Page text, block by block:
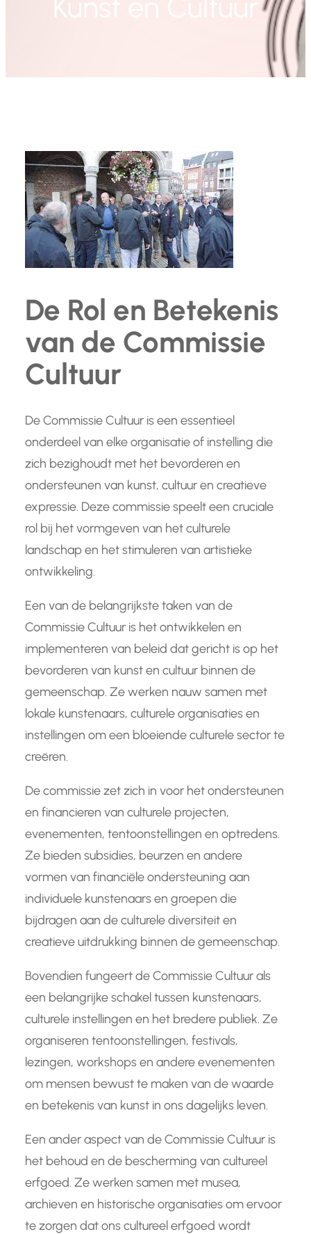
De Rol en Betekenis
van de Commissie
Cultuur
De Commissie Cultuur is een essentieel
onderdeel van elke organisatie of instelling die
zich bezighoudt met het bevorderen en
ondersteunen van kunst, cultuur en creatieve
expressie. Deze commissie speelt een cruciale
rol bij het vormgeven van het culturele
landschap en het stimuleren van artistieke
ontwikkeling.
Een van de belangrijkste taken van de
Commissie Cultuur is het ontwikkelen en
implementeren van beleid dat gericht is op het
bevorderen van kunst en cultuur binnen de
gemeenschap. Ze werken nauw samen met
lokale kunstenaars, culturele organisaties en
instellingen om een bloeiende culturele sector te
creëren.
De commissie zet zich in voor het ondersteunen
en financieren van culturele projecten,
evenementen, tentoonstellingen en optredens.
Ze bieden subsidies, beurzen en andere
vormen van financiële ondersteuning aan
individuele kunstenaars en groepen die
bijdragen aan de culturele diversiteit en
creatieve uitdrukking binnen de gemeenschap.
Bovendien fungeert de Commissie Cultuur als
een belangrijke schakel tussen kunstenaars,
culturele instellingen en het bredere publiek. Ze
organiseren tentoonstellingen, festivals,
lezingen, workshops en andere evenementen
om mensen bewust te maken van de waarde
en betekenis van kunst in ons dagelijks leven.
Een ander aspect van de Commissie Cultuur is
het behoud en de bescherming van cultureel
erfgoed. Ze werken samen met musea,
archieven en historische organisaties om ervoor
te zorgen dat ons cultureel erfgoed wordt